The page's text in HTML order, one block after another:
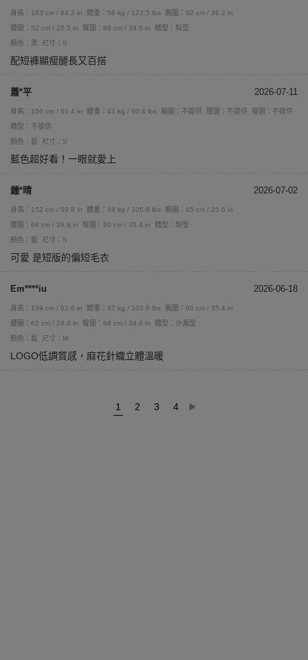
身高：163 cm / 64.2 in 體重：56 kg / 123.5 lbs
胸圍：92 cm / 36.2 in
腰圍：52 cm / 20.5 in
臀圍：88 cm / 34.6 in
體型：梨型
顏色：黑
尺寸：S
配短褲顯瘦腿長又百搭
蕭*平 2026-07-11
身高：156 cm / 61.4 in 體重：41 kg / 90.4 lbs 胸圍：不提供 腰圍：不提供
臀圍：不提供
體型：不提供
顏色：藍
尺寸：S
藍色超好看！一眼就愛上
鍾*晴 2026-07-02
身高：152 cm / 59.8 in 體重：48 kg / 105.8 lbs
胸圍：65 cm / 25.6 in
腰圍：68 cm / 26.8 in
臀圍：90 cm / 35.4 in
體型：梨型
顏色：藍
尺寸：S
可愛 是短版的偏短毛衣
Em****iu 2026-06-18
身高：159 cm / 62.6 in 體重：47 kg / 103.6 lbs
胸圍：90 cm / 35.4 in
腰圍：62 cm / 24.4 in
臀圍：88 cm / 34.6 in
體型：沙漏型
顏色：藍
尺寸：M
LOGO低調質感，麻花針織立體溫暖
1 2 3 4